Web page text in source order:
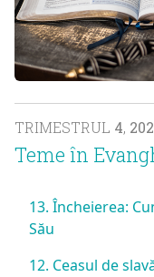
TRIMESTRUL 4,
Teme în
13. Încheierea:
Său
12. Ceasul de